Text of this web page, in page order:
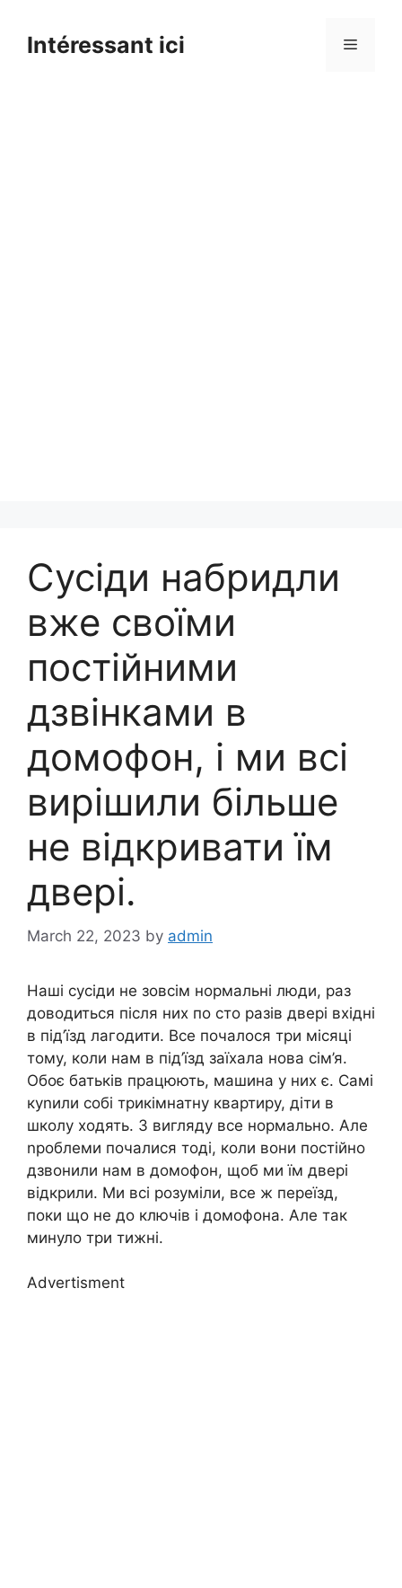
contentIntéressant ici Menu
Сусіди набридли
вже своїми
постійними
дзвінками в
домофон, і ми всі
вирішили більше
не відкривати їм
двері.
March 22, 2023 by admin
Наші сусіди не зовсім нормальні люди, раз
доводиться після них по сто разів двері вхідні
в під’їзд лагодити. Все почалося три місяці
тому, коли нам в під’їзд заїхала нова сім’я.
Обоє батьків працюють, машина у них є. Самі
куnили собі трикімнатну квартиру, діти в
школу ходять. З вигляду все нормально. Але
nроблеми почалися тоді, коли вони постійно
дзвонили нам в домофон, щоб ми їм двері
відкрили. Ми всі розуміли, все ж переїзд,
поки що не до ключів і домофона. Але так
минуло три тижні.
Advertisment